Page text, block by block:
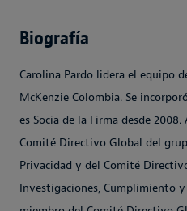
Biografía
Carolina Pardo lidera el equipo
McKenzie Colombia. Se
es Socia de la Firma desde
Comité Directivo Global del
Privacidad y del Comité
Investigaciones, Cumplimiento